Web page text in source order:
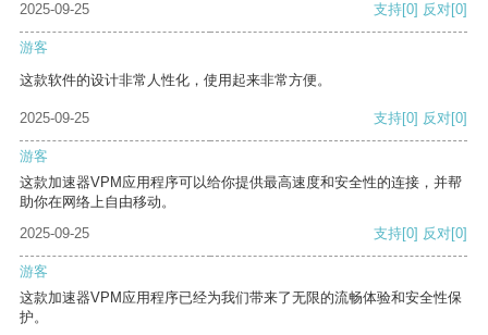
2025-09-25
支持[0] 反对[0]
游客
这款软件的设计非常人性化，使用起来非常方便。
2025-09-25 支持[0] 反对[0]
游客
这款加速器VPM应用程序可以给你提供最高速度和安全性的连接，并帮
助你在网络上自由移动。
2025-09-25
支持[0] 反对[0]
游客
这款加速器VPM应用程序已经为我们带来了无限的流畅体验和安全性保
护。